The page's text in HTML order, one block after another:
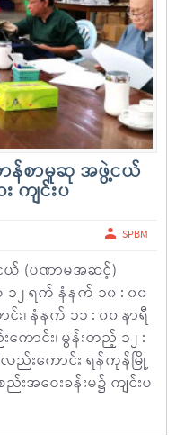
န်စာမူဆု အဖွဲ့ငယ်
ကျင်းပ
SPBM
ယ် (ပဏာမအဆင့်)
၁၂ ရက် နံနက် ၁၀ : ၀၀
၊ နံနက် ၁၁ : ၀၀ နာရီ
ောင်း၊ မွန်းတည့် ၁၂ :
ည်းကောင်း ရန်ကုန်မြို့
အဝေးခန်းမ၌ ကျင်းပ